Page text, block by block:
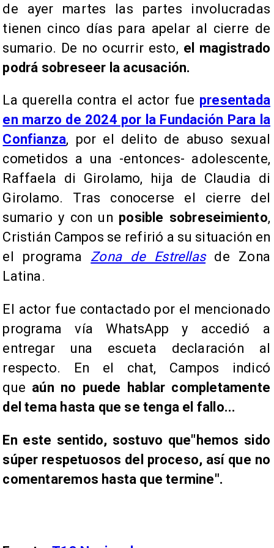
de ayer martes las partes involucradas
tienen cinco días para apelar al cierre de
sumario. De no ocurrir esto, el magistrado
podrá sobreseer la acusación.
La querella contra el actor fue presentada
en marzo de 2024 por la Fundación Para la
Confianza, por el delito de abuso sexual
cometidos a una -entonces- adolescente,
Raffaela di Girolamo, hija de Claudia di
Girolamo. Tras conocerse el cierre del
sumario y con un posible sobreseimiento,
Cristián Campos se refirió a su situación en
el programa Zona de Estrellasde Zona
Latina.
El actor fue contactado por el mencionado
programa vía WhatsApp y accedió a
entregar una escueta declaración al
respecto. En el chat, Campos indicó
que aún no puede hablar completamente
del tema hasta que se tenga el fallo...
En este sentido, sostuvo que"hemos sido
súper respetuosos del proceso, así que no
comentaremos hasta que termine".